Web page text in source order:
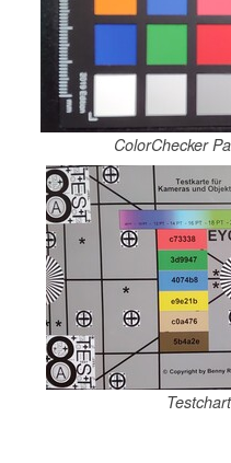
ColorChecker